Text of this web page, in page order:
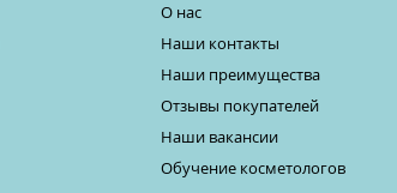
О нас
Наши контакты
Наши преимущества
Отзывы покупателей
Наши вакансии
Обучение косметологов